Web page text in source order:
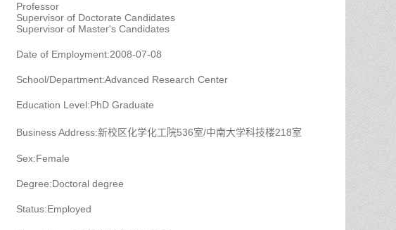
Professor
Supervisor of Doctorate Candidates
Supervisor of Master's Candidates
Date of Employment:2008-07-08
School/Department:Advanced Research Center
Education Level:PhD Graduate
Business Address:新校区化学化工院536室/中南大学科技楼218室
Sex:Female
Degree:Doctoral degree
Status:Employed